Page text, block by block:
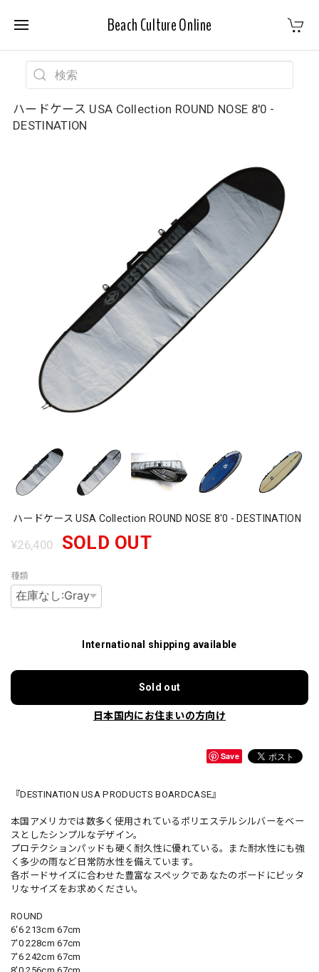
Beach Culture Online
ハードケース USA Collection ROUND NOSE 8'0 -
DESTINATION
ハードケース USA Collection ROUND NOSE 8'0 - DESTINATION
¥26,400 SOLD OUT
種類
International shipping available
Sold out
日本国内にお住まいの方向け
Save
『DESTINATION USA PRODUCTS BOARDCASE』
本国アメリカでは数多く使用されているポリエステルシルバーをベー
スとしたシンプルなデザイン。
プロテクションパッドも硬く耐久性に優れている。また耐水性にも強
く多少の雨など日常防水性を備えています。
各ボードサイズに合わせた豊富なスペックであなたのボードにピッタ
リなサイズをお求めください。
ROUND
6'6 213cm 67cm
7'0 228cm 67cm
7'6 242cm 67cm